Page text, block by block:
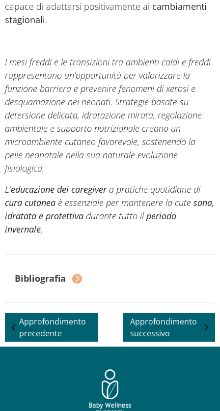
capace di adattarsi positivamente ai cambiamenti
stagionali.
I mesi freddi e le transizioni tra ambienti caldi e freddi
rappresentano un’opportunità per valorizzare la
funzione barriera e prevenire fenomeni di xerosi e
desquamazione nei neonati. Strategie basate su
detersione delicata, idratazione mirata, regolazione
ambientale e supporto nutrizionale creano un
microambiente cutaneo favorevole, sostenendo la
pelle neonatale nella sua naturale evoluzione
fisiologica.
L’educazione dei caregivera pratiche quotidiane di
cura cutanea è essenziale per mantenere la cute sana,
idratata e protettiva durante tutto ilperiodo
invernale.
Bibliografia
Approfondimento
precedente
Approfondimento
successivo